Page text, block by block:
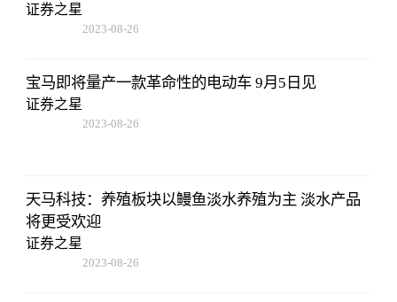
证券之星
2023-08-26
宝马即将量产一款革命性的电动车 9月5日见
证券之星
2023-08-26
天马科技：养殖板块以鳗鱼淡水养殖为主 淡水产品
将更受欢迎
证券之星
2023-08-26